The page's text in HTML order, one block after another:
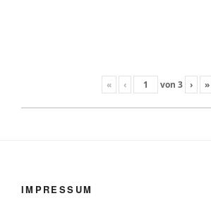
« ‹ von 3 › »
IMPRESSUM